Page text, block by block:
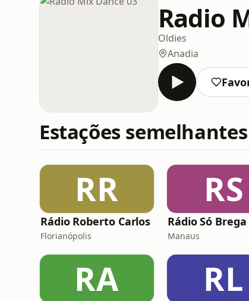
Radio
Oldies
Anadia
Estações semelhantes
RR
Rádio Roberto Carlos
Florianópolis
RS
Rádio Só Brega
Manaus
RA RL